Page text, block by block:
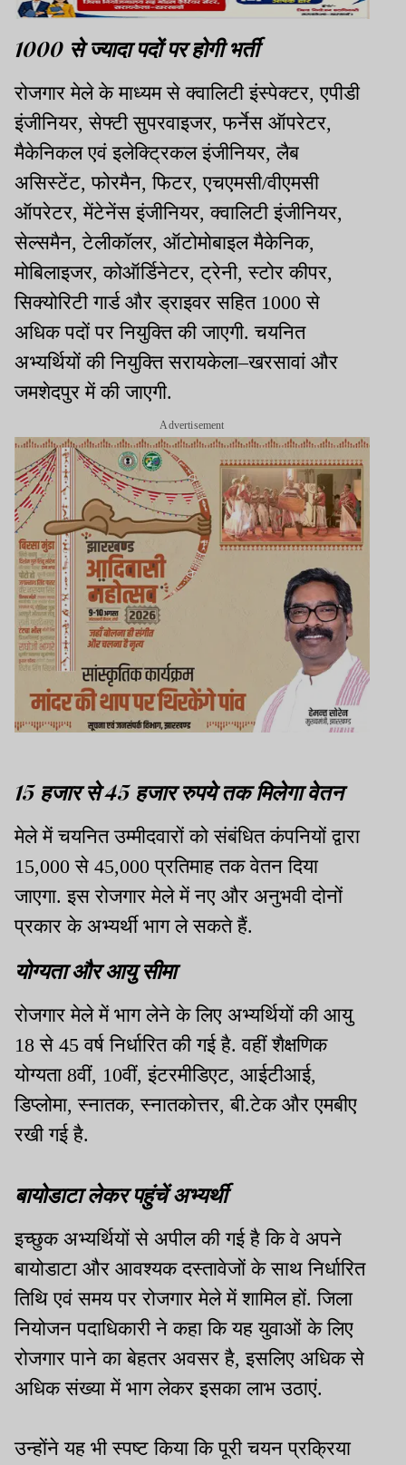
1000 से ज्यादा पदों पर होगी भर्ती
रोजगार मेले के माध्यम से क्वालिटी इंस्पेक्टर, एपीडी
इंजीनियर, सेफ्टी सुपरवाइजर, फर्नेस ऑपरेटर,
मैकेनिकल एवं इलेक्ट्रिकल इंजीनियर, लैब
असिस्टेंट, फोरमैन, फिटर, एचएमसी/वीएमसी
ऑपरेटर, मेंटेनेंस इंजीनियर, क्वालिटी इंजीनियर,
सेल्समैन, टेलीकॉलर, ऑटोमोबाइल मैकेनिक,
मोबिलाइजर, कोऑर्डिनेटर, ट्रेनी, स्टोर कीपर,
सिक्योरिटी गार्ड और ड्राइवर सहित 1000 से
अधिक पदों पर नियुक्ति की जाएगी. चयनित
अभ्यर्थियों की नियुक्ति सरायकेला–खरसावां और
जमशेदपुर में की जाएगी.
Advertisement
15 हजार से 45 हजार रुपये तक मिलेगा वेतन
मेले में चयनित उम्मीदवारों को संबंधित कंपनियों द्वारा
15,000 से 45,000 प्रतिमाह तक वेतन दिया
जाएगा. इस रोजगार मेले में नए और अनुभवी दोनों
प्रकार के अभ्यर्थी भाग ले सकते हैं.
योग्यता और आयु सीमा
रोजगार मेले में भाग लेने के लिए अभ्यर्थियों की आयु
18 से 45 वर्ष निर्धारित की गई है. वहीं शैक्षणिक
योग्यता 8वीं, 10वीं, इंटरमीडिएट, आईटीआई,
डिप्लोमा, स्नातक, स्नातकोत्तर, बी.टेक और एमबीए
रखी गई है.
बायोडाटा लेकर पहुंचें अभ्यर्थी
इच्छुक अभ्यर्थियों से अपील की गई है कि वे अपने
बायोडाटा और आवश्यक दस्तावेजों के साथ निर्धारित
तिथि एवं समय पर रोजगार मेले में शामिल हों. जिला
नियोजन पदाधिकारी ने कहा कि यह युवाओं के लिए
रोजगार पाने का बेहतर अवसर है, इसलिए अधिक से
अधिक संख्या में भाग लेकर इसका लाभ उठाएं.
उन्होंने यह भी स्पष्ट किया कि पूरी चयन प्रक्रिया